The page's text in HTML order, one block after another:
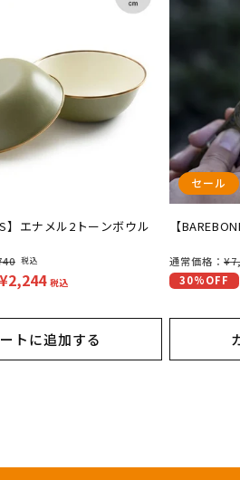
】エナメル2トーンボウル
税込
¥2,244税込
トに追加する
セール
【
通
常
通常価格：
セ30%OFF